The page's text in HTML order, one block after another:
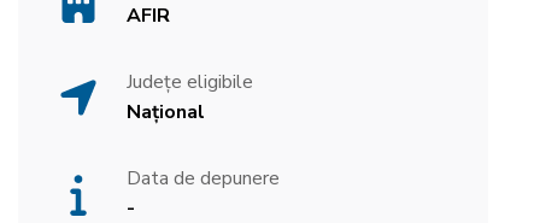
AFIR
Județe eligibile
Național
Data de depunere
-